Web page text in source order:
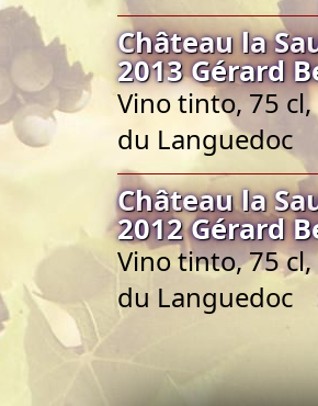
Château la
2013 Gérard
Vino tinto, 75
du Languedoc
Château la
2012 Gérard
Vino tinto, 75
du Languedoc